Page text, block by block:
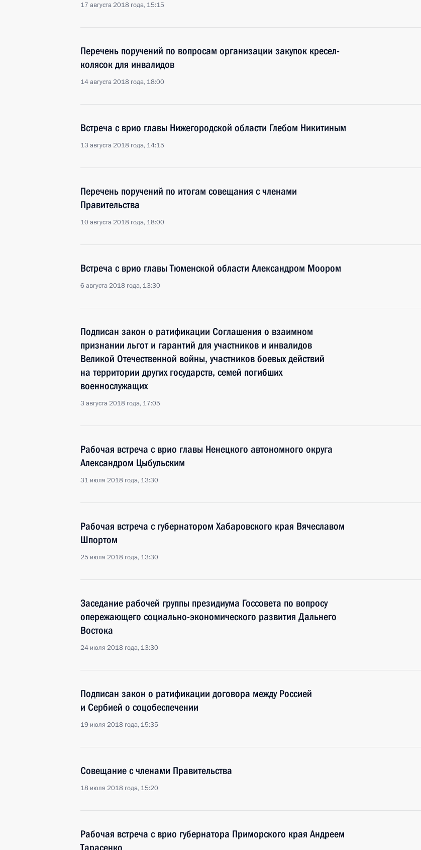
17 августа 2018 года, 15:15
Перечень поручений по вопросам организации закупок кресел-
колясок для инвалидов
14 августа 2018 года, 18:00
Встреча с врио главы Нижегородской области Глебом Никитиным
13 августа 2018 года, 14:15
Перечень поручений по итогам совещания с членами
Правительства
10 августа 2018 года, 18:00
Встреча с врио главы Тюменской области Александром Моором
6 августа 2018 года, 13:30
Подписан закон о ратификации Соглашения о взаимном
признании льгот и гарантий для участников и инвалидов
Великой Отечественной войны, участников боевых действий
на территории других государств, семей погибших
военнослужащих
3 августа 2018 года, 17:05
Рабочая встреча с врио главы Ненецкого автономного округа
Александром Цыбульским
31 июля 2018 года, 13:30
Рабочая встреча с губернатором Хабаровского края Вячеславом
Шпортом
25 июля 2018 года, 13:30
Заседание рабочей группы президиума Госсовета по вопросу
опережающего социально-экономического развития Дальнего
Востока
24 июля 2018 года, 13:30
Подписан закон о ратификации договора между Россией
и Сербией о соцобеспечении
19 июля 2018 года, 15:35
Совещание с членами Правительства
18 июля 2018 года, 15:20
Рабочая встреча с врио губернатора Приморского края Андреем
Тарасенко